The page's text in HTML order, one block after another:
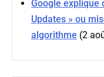
Google explique
Updates » ou
algorithme (2